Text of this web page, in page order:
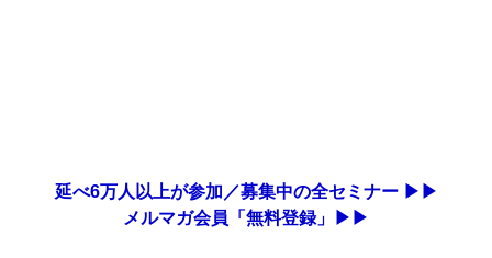
延べ6万人以上が参加／募集中の全セミナー ▶▶
メルマガ会員「無料登録」▶▶